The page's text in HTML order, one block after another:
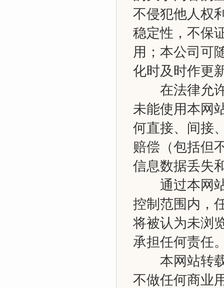
不侵犯他人权
稳定性，不保
用；本公司可
化时及时作更
在法律允许
未能使用本网
何直接、间接
赔偿（包括但
信息数据丢失
通过本网站
控制范围内，
将被认为未浏
承担任何责任
本网站转载
不做任何商业